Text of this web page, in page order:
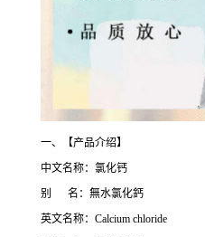
一、【产品介绍】
中文名称：氯化钙
别 名：無水氯化鈣
英文名称：Calcium chloride